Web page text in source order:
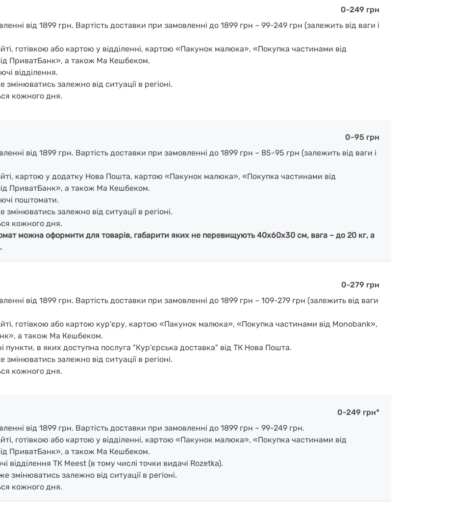
0-249 грн
від 1899 грн. Вартість доставки при замовленні до 1899 грн – 99-249 грн (залежить від ваги і
готівкою або картою у відділенні, картою «Пакунок малюка», «Покупка частинами від
ПриватБанк», а також Ма Кешбеком.
відділення.
залежно від ситуації в регіоні.
кожного дня.
0-95 грн
від 1899 грн. Вартість доставки при замовленні до 1899 грн – 85-95 грн (залежить від ваги і
картою у додатку Нова Пошта, картою «Пакунок малюка», «Покупка частинами від
ПриватБанк», а також Ма Кешбеком.
поштомати.
залежно від ситуації в регіоні.
кожного дня.
можна оформити для товарів, габарити яких не перевищують 40х60х30 см, вага – до 20 кг, а
0-279 грн
від 1899 грн. Вартість доставки при замовленні до 1899 грн – 109-279 грн (залежить від ваги
готівкою або картою кур'єру, картою «Пакунок малюка», «Покупка частинами від Monobank»,
а також Ма Кешбеком.
пункти, в яких доступна послуга "Кур'єрська доставка" від ТК Нова Пошта.
залежно від ситуації в регіоні.
кожного дня.
0-249 грн*
від 1899 грн. Вартість доставки при замовленні до 1899 грн – 99-249 грн.
готівкою або картою у відділенні, картою «Пакунок малюка», «Покупка частинами від
ПриватБанк», а також Ма Кешбеком.
відділення ТК Meest (в тому числі точки видачі Rozetka).
змінюватись залежно від ситуації в регіоні.
кожного дня.